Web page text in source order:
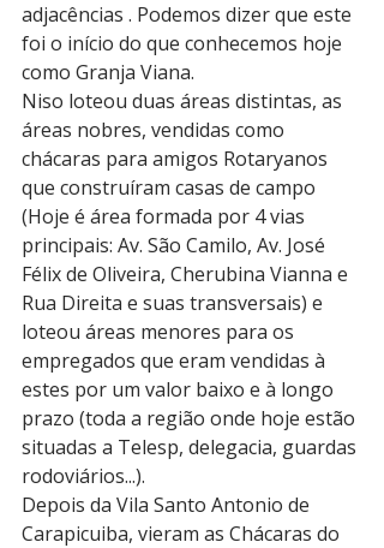
adjacências . Podemos dizer que este
foi o início do que conhecemos hoje
como Granja Viana.
Niso loteou duas áreas distintas, as
áreas nobres, vendidas como
chácaras para amigos Rotaryanos
que construíram casas de campo
(Hoje é área formada por 4 vias
principais: Av. São Camilo, Av. José
Félix de Oliveira, Cherubina Vianna e
Rua Direita e suas transversais) e
loteou áreas menores para os
empregados que eram vendidas à
estes por um valor baixo e à longo
prazo (toda a região onde hoje estão
situadas a Telesp, delegacia, guardas
rodoviários...).
Depois da Vila Santo Antonio de
Carapicuiba, vieram as Chácaras do